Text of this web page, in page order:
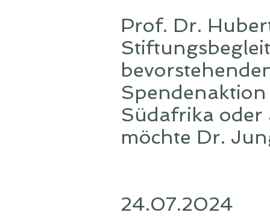
Prof. Dr.
Südafrika oder
möchte Dr.
24.07.2024